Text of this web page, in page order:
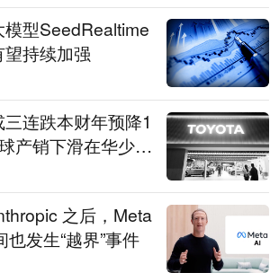
型SeedRealtime
持续加强
连跌本财年预降1
产销下滑在华少卖
之后，Meta
发生“越界”事件